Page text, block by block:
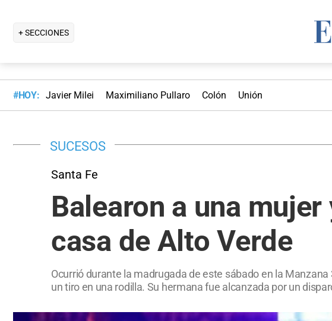
+ SECCIONES
#HOY: Javier Milei Maximiliano Pullaro Colón Unión
SUCESOS
Santa Fe
Balearon a una
casa de Alto Verde
Ocurrió durante la madrugada de este sábado en la
un tiro en una rodilla. Su hermana fue alcanzada por un